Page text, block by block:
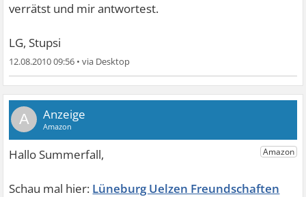
verrätst und mir antwortest.
LG, Stupsi
12.08.2010 09:56 •
A
Lüneburg Uelzen Freundschaften